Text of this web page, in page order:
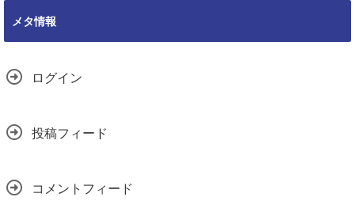
メタ情報
ログイン
投稿フィード
コメントフィード